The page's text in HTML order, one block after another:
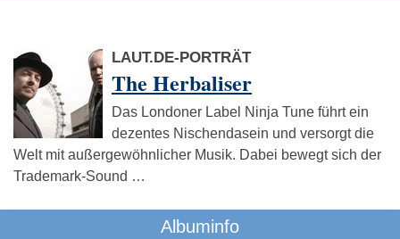
LAUT.DE-PORTRÄT
The Herbaliser
Das Londoner Label Ninja Tune führt ein
dezentes Nischendasein und versorgt die
Welt mit außergewöhnlicher Musik. Dabei bewegt sich der
Trademark-Sound …
Albuminfo